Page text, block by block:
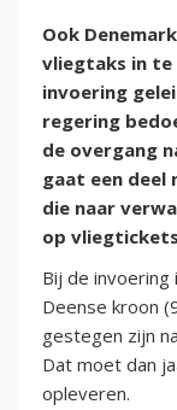
Ook
vliegtaks in te
invoering
regering
de overgang
gaat een deel
die naar
op
Bij de
Deense kroon
gestegen zijn
Dat moet dan
opleveren.